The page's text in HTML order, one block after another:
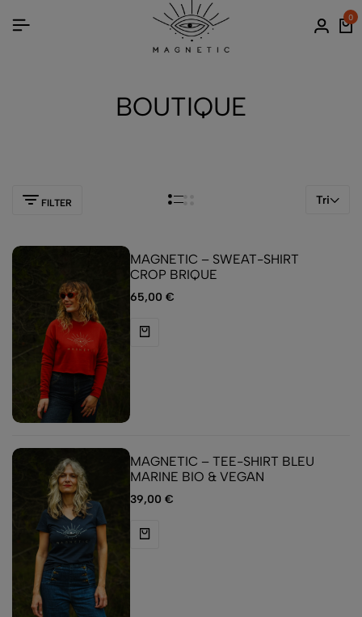
0
BOUTIQUE
FILTER Tri
MAGNETIC – SWEAT-SHIRT
CROP BRIQUE
65,00€
MAGNETIC – TEE-SHIRT BLEU
MARINE BIO & VEGAN
39,00€